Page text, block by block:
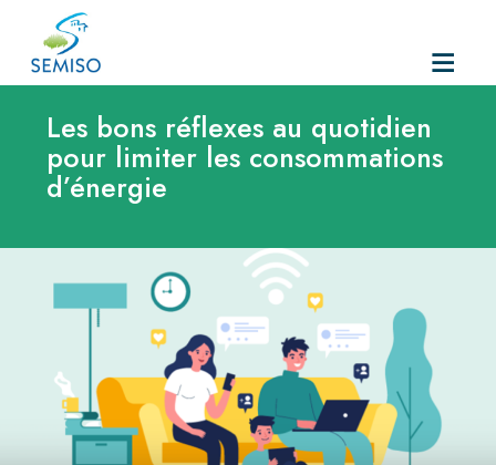
Les bons réflexes au quotidien
pour limiter les consommations
d’énergie